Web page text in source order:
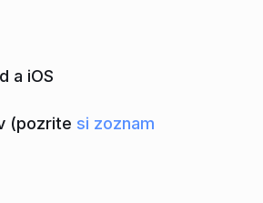
a iOS
(pozrite si zoznam